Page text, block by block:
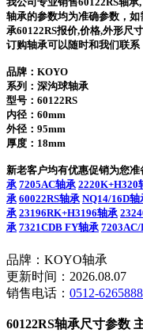
轴承的参数均为准确参数，
承60122RS报价,价格,外形尺
订购轴承可以随时和我们联系
品牌：KOYO
系列：深沟球轴承
型号： 60122RS
内径：60mm
外径：95mm
厚度：18mm
新老客户均有优惠促销为您准
承 7205AC轴承 2220K+H320
承 60022RS轴承 NQ14/16D轴
承 23196RK+H3196轴承
承 7321CDB FY轴承
品牌：KOYO轴承
更新时间：2026.08.07
销售电话： 0512-
60122RS轴承尺寸参数